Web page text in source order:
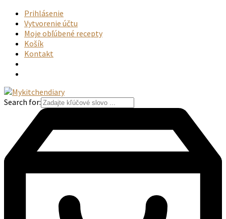
Prihlásenie
Vytvorenie účtu
Moje obľúbené recepty
Košík
Kontakt
Search for: